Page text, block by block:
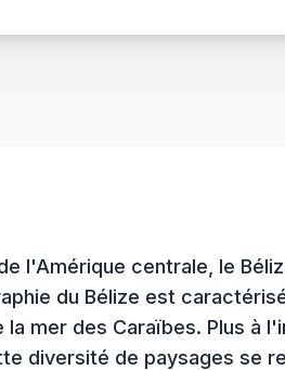
l'Amérique centrale, le
du Bélize est
la mer des Caraïbes. Plus
diversité de paysages se